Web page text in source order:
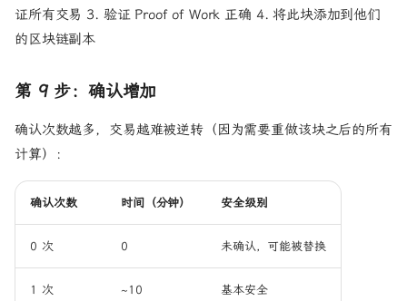
证所有交易 3. 验证 Proof of Work 正确 4. 将此块添加到他们
的区块链副本
第 9 步：确认增加
确认次数越多，交易越难被逆转（因为需要重做该块之后的所有
计算）：
确认次数 时间（分钟） 安全级别
0 次 0 未确认，可能被替换
1 次 ~10 基本安全